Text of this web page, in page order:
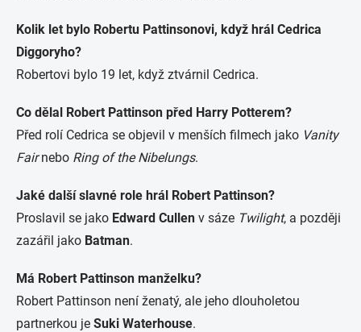
Kolik let bylo Robertu Pattinsonovi, když hrál Cedrica
Diggoryho?
Robertovi bylo 19 let, když ztvárnil Cedrica.
Co dělal Robert Pattinson před Harry Potterem?
Před rolí Cedrica se objevil v menších filmech jako Vanity
Fairnebo Ring of the Nibelungs.
Jaké další slavné role hrál Robert Pattinson?
Proslavil se jako Edward Cullen v sáze Twilight, a později
zazářil jako Batman.
Má Robert Pattinson manželku?
Robert Pattinson není ženatý, ale jeho dlouholetou
partnerkou je Suki Waterhouse.